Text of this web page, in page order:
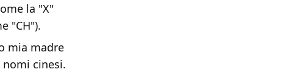
la "X"
"CH").
mia madre
cinesi.